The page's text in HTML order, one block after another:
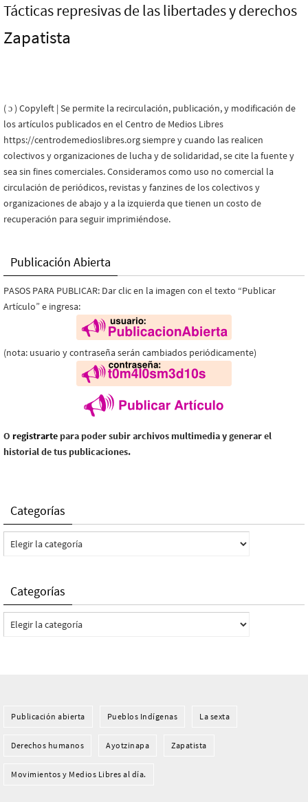
Tácticas represivas de las libertades y derechos
Zapatista
( ɔ ) Copyleft | Se permite la recirculación, publicación, y modificación de
los artículos publicados en el Centro de Medios Libres
https://centrodemedioslibres.org siempre y cuando las realicen
colectivos y organizaciones de lucha y de solidaridad, se cite la fuente y
sea sin fines comerciales. Consideramos como uso no comercial la
circulación de periódicos, revistas y fanzines de los colectivos y
organizaciones de abajo y a la izquierda que tienen un costo de
recuperación para seguir imprimiéndose.
Publicación Abierta
PASOS PARA PUBLICAR: Dar clic en la imagen con el texto “Publicar
Artículo” e ingresa:
(nota: usuario y contraseña serán cambiados periódicamente)
O registrarte para poder subir archivos multimedia y generar el
historial de tus publicaciones.
Categorías
Categorías
Categorías
Categorías
Publicación abierta Pueblos Indí­genas La sexta
Derechos humanos Ayotzinapa Zapatista
Movimientos y Medios Libres al día.